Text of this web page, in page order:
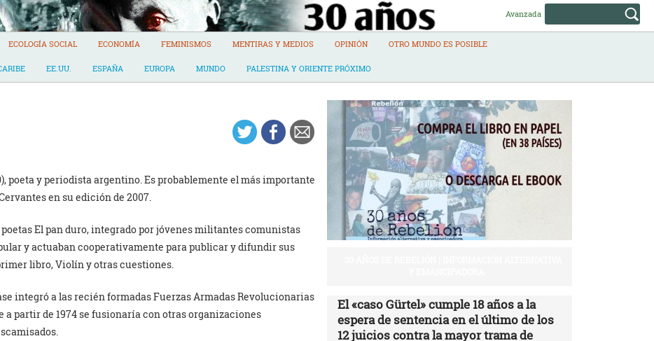
Avanzada
ECOLOGÍA SOCIAL ECONOMÍA FEMINISMOS MENTIRAS Y MEDIOS OPINIÓN OTRO MUNDO ES POSIBLE
EE.UU. ESPAÑA EUROPA MUNDO PALESTINA Y ORIENTE PRÓXIMO
poeta y periodista argentino. Es probablemente el más importante
en su edición de 2007.
poetas El pan duro, integrado por jóvenes militantes comunistas
y actuaban cooperativamente para publicar y difundir sus
libro, Violín y otras cuestiones.
integró a las recién formadas Fuerzas Armadas Revolucionarias
partir de 1974 se fusionaría con otras organizaciones
El «caso Gürtel» cumple 18 años a la
espera de sentencia en el último de los
12 juicios contra la mayor trama de